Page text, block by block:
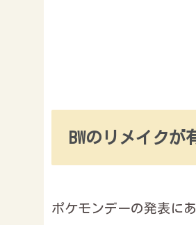
BWのリメイクが
ポケモンデーの発表に